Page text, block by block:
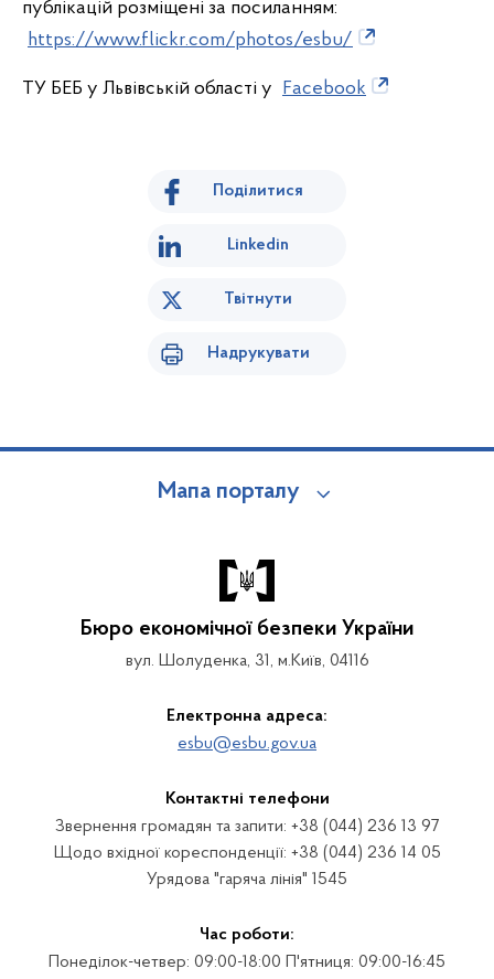
публікацій розміщені за посиланням:
https://www.flickr.com/photos/esbu/
ТУ БЕБ у Львівській області у Facebook
Поділитися
Linkedin
Твітнути
Надрукувати
Мапа порталу
Бюро економічної безпеки України
вул. Шолуденка, 31, м.Київ, 04116
Електронна адреса:
esbu@esbu.gov.ua
Контактні телефони
Звернення громадян та запити: +38 (044) 236 13 97
Щодо вхідної кореспонденції: +38 (044) 236 14 05
Урядова "гаряча лінія" 1545
Час роботи:
Понеділок-четвер: 09:00-18:00 П'ятниця: 09:00-16:45